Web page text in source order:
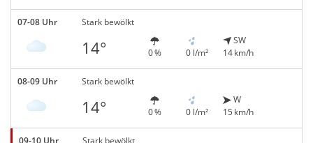
07-08 Uhr Stark bewölkt
14° 0 % 0 l/m²
SW
14 km/h
08-09 Uhr Stark bewölkt
14° 0 % 0 l/m²
W
15 km/h
09-10 Uhr Stark bewölkt